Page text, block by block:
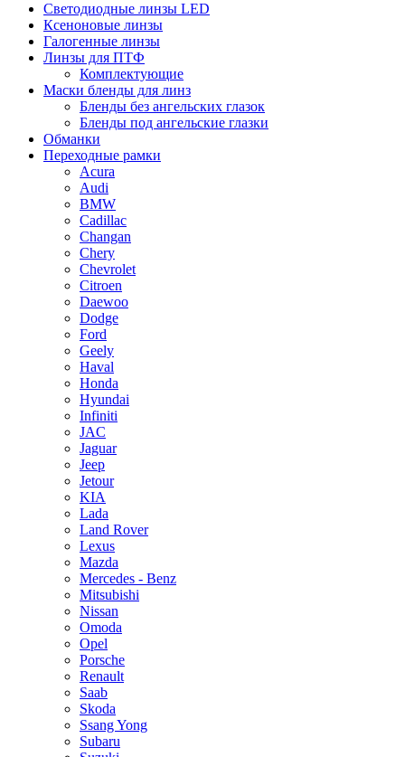
Светодиодные линзы LED
Ксеноновые линзы
Галогенные линзы
Линзы для ПТФ
Комплектующие
Маски бленды для линз
Бленды без ангельских глазок
Бленды под ангельские глазки
Обманки
Переходные рамки
Acura
Audi
BMW
Cadillac
Changan
Chery
Chevrolet
Citroen
Daewoo
Dodge
Ford
Geely
Haval
Honda
Hyundai
Infiniti
JAC
Jaguar
Jeep
Jetour
KIA
Lada
Land Rover
Lexus
Mazda
Mercedes - Benz
Mitsubishi
Nissan
Omoda
Opel
Porsche
Renault
Saab
Skoda
Ssang Yong
Subaru